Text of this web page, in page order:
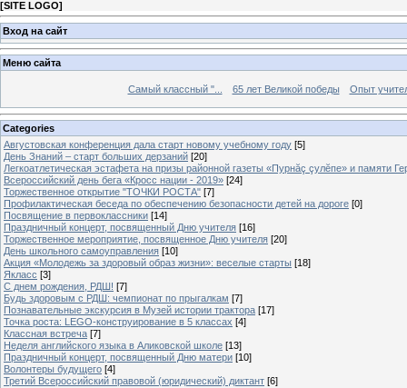
[SITE LOGO]
Вход на сайт
Меню сайта
Самый классный "... 65 лет Великой победы Опыт
Categories
Августовская конференция дала старт новому учебному году [5]
День Знаний – старт больших дерзаний [20]
Легкоатлетическая эстафета на призы районной газеты «Пурнăç çулĕпе» и памяти
Всероссийский день бега «Кросс нации - 2019» [24]
Торжественное открытие "ТОЧКИ РОСТА" [7]
Профилактическая беседа по обеспечению безопасности детей на дороге [0]
Посвящение в первоклассники [14]
Праздничный концерт, посвященный Дню учителя [16]
Торжественное мероприятие, посвященное Дню учителя [20]
День школьного самоуправления [10]
Акция «Молодежь за здоровый образ жизни»: веселые старты [18]
Якласс [3]
С днем рождения, РДШ! [7]
Будь здоровым с РДШ: чемпионат по прыгалкам [7]
Познавательные экскурсия в Музей истории трактора [17]
Точка роста: LEGO-конструирование в 5 классах [4]
Классная встреча [7]
Неделя английского языка в Аликовской школе [13]
Праздничный концерт, посвященный Дню матери [10]
Волонтеры будущего [4]
Третий Всероссийский правовой (юридический) диктант [6]